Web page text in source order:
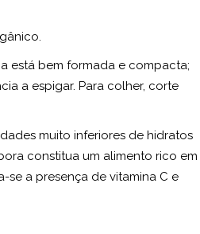
está bem formada e compacta;
a espigar. Para colher, corte
muito inferiores de hidratos
constitua um alimento rico em
se a presença de vitamina C e